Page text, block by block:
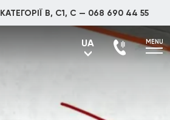
КАТЕГОРІЇ В, С1, С — 068 690 44 55
UA
UA
MENU